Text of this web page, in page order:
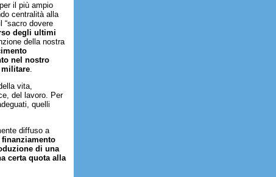
il più ampio
centralità alla
“sacro dovere
degli ultimi
della nostra
nel nostro
militare.
vita,
del lavoro. Per
quelli
diffuso a
finanziamento
di una
certa quota alla